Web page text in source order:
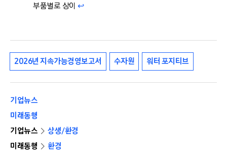
부품별로 상이↩︎
2026년 지속가능경영보고서 수자원 워터 포지티브
기업뉴스
미래동행
기업뉴스
상생/환경
미래동행
환경